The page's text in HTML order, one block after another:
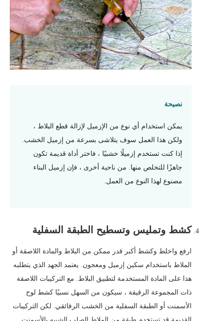
نصيحة
يمكن استخدام أي نوع من الإزميل لإزالة قطع البلاط ،
ولكن هذا العمل سوف يتلاشى بسرعة من إزميل الخشب.
إذا كنت تستخدم إزميلًا خشبيًا ، فاختر أداة قديمة تكون
جاهزًا للتخلص منها. من ناحية أخرى ، فإن إزميل البناء
مصنوع لهذا النوع من العمل.
كشط وتمليس وتسطيح الطبقة السفلية
ارفع واخلط وكشط أكبر قدر ممكن من البلاط والمادة اللاصقة أو
الملاط باستخدام سكين إزميل ومعجون. يعتمد الجهد الذي يتطلبه
هذا على المادة المستخدمة لتطبيق البلاط. مع التركيبات اللاصقة
ذات المجموعة الرقيقة ، سيكون من السهل نسبيًا كشط لوح
الأسمنت أو الطبقة السفلية من الخشب الرقائقي. لكن التركيبات